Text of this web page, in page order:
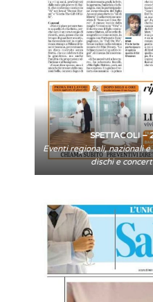
SPETTACOLI
Eventi regionali, nazionali
dischi e